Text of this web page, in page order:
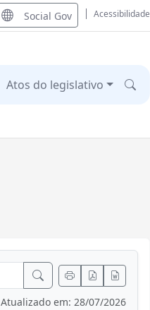
Social Gov Acessibilidade
Atos do legislativo
Atualizado em: 28/07/2026